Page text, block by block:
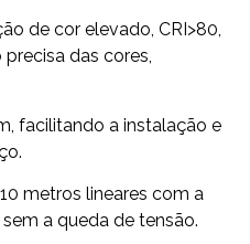
de cor elevado, CRI>80,
das cores,
facilitando a instalação e
metros lineares com a
a queda de tensão.